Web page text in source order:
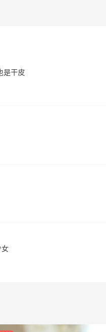
是干皮
女